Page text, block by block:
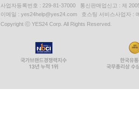
사업자등록번호 : 229-81-37000 통신판매업신고 : 제
이메일 : yes24help@yes24.com 호스팅 서비스사업자 :
Copyright ⓒ YES24 Corp. All Rights Reserved.